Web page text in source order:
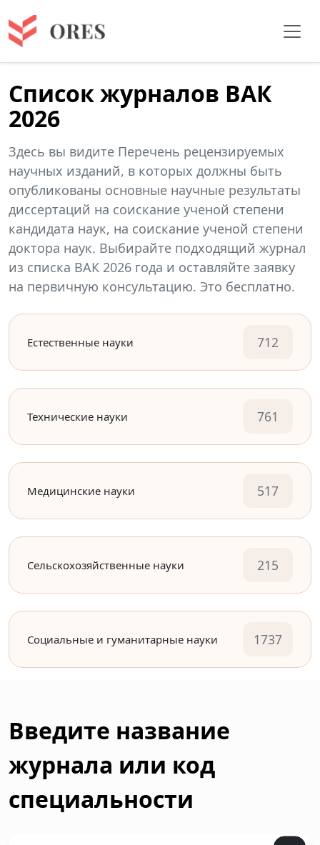
Список журналов ВАК
2026
Здесь вы видите Перечень рецензируемых
научных изданий, в которых должны быть
опубликованы основные научные результаты
диссертаций на соискание ученой степени
кандидата наук, на соискание ученой степени
доктора наук. Выбирайте подходящий журнал
из списка ВАК 2026 года и оставляйте заявку
на первичную консультацию. Это бесплатно.
Естественные науки 712
Технические науки 761
Медицинские науки 517
Сельскохозяйственные науки 215
Социальные и гуманитарные науки 1737
Введите название
журнала или код
специальности